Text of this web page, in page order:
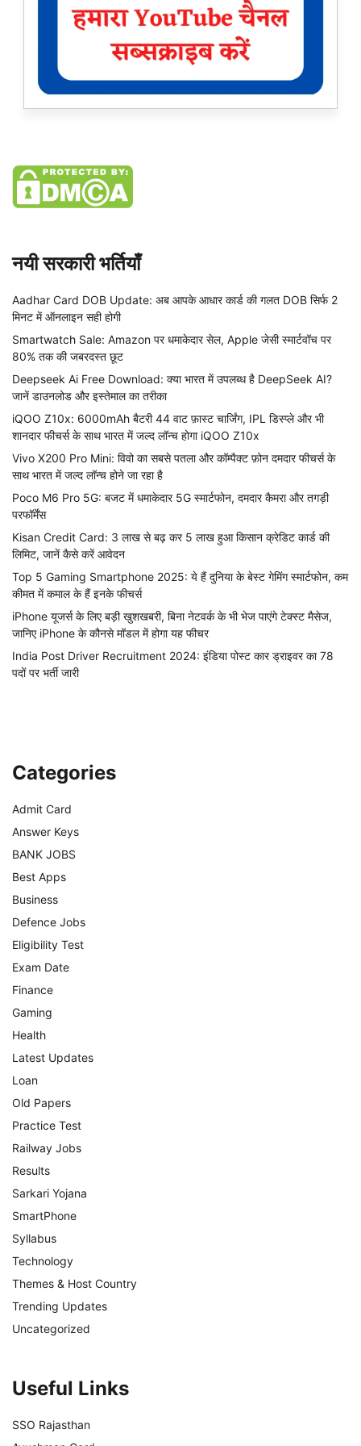
नयी सरकारी भर्तियाँ
Aadhar Card DOB Update: अब आपके आधार कार्ड की गलत DOB सिर्फ 2
मिनट में ऑनलाइन सही होगी
Smartwatch Sale: Amazon पर धमाकेदार सेल, Apple जेसी स्मार्टवॉच पर
80% तक की जबरदस्त छूट
Deepseek Ai Free Download: क्या भारत में उपलब्ध है DeepSeek AI?
जानें डाउनलोड और इस्तेमाल का तरीका
iQOO Z10x: 6000mAh बैटरी 44 वाट फ़ास्ट चार्जिंग, IPL डिस्प्ले और भी
शानदार फीचर्स के साथ भारत में जल्द लॉन्च होगा iQOO Z10x
Vivo X200 Pro Mini: विवो का सबसे पतला और कॉम्पैक्ट फ़ोन दमदार फीचर्स के
साथ भारत में जल्द लॉन्च होने जा रहा है
Poco M6 Pro 5G: बजट में धमाकेदार 5G स्मार्टफोन, दमदार कैमरा और तगड़ी
परफॉर्मेंस
Kisan Credit Card: 3 लाख से बढ़ कर 5 लाख हुआ किसान क्रेडिट कार्ड की
लिमिट, जानें कैसे करें आवेदन
Top 5 Gaming Smartphone 2025: ये हैं दुनिया के बेस्ट गेमिंग स्मार्टफोन, कम
कीमत में कमाल के हैं इनके फीचर्स
iPhone यूजर्स के लिए बड़ी खुशखबरी, बिना नेटवर्क के भी भेज पाएंगे टेक्स्ट मैसेज,
जानिए iPhone के कौनसे मॉडल में होगा यह फीचर
India Post Driver Recruitment 2024: इंडिया पोस्ट कार ड्राइवर का 78
पदों पर भर्ती जारी
Categories
Admit Card
Answer Keys
BANK JOBS
Best Apps
Business
Defence Jobs
Eligibility Test
Exam Date
Finance
Gaming
Health
Latest Updates
Loan
Old Papers
Practice Test
Railway Jobs
Results
Sarkari Yojana
SmartPhone
Syllabus
Technology
Themes & Host Country
Trending Updates
Uncategorized
Useful Links
SSO Rajasthan